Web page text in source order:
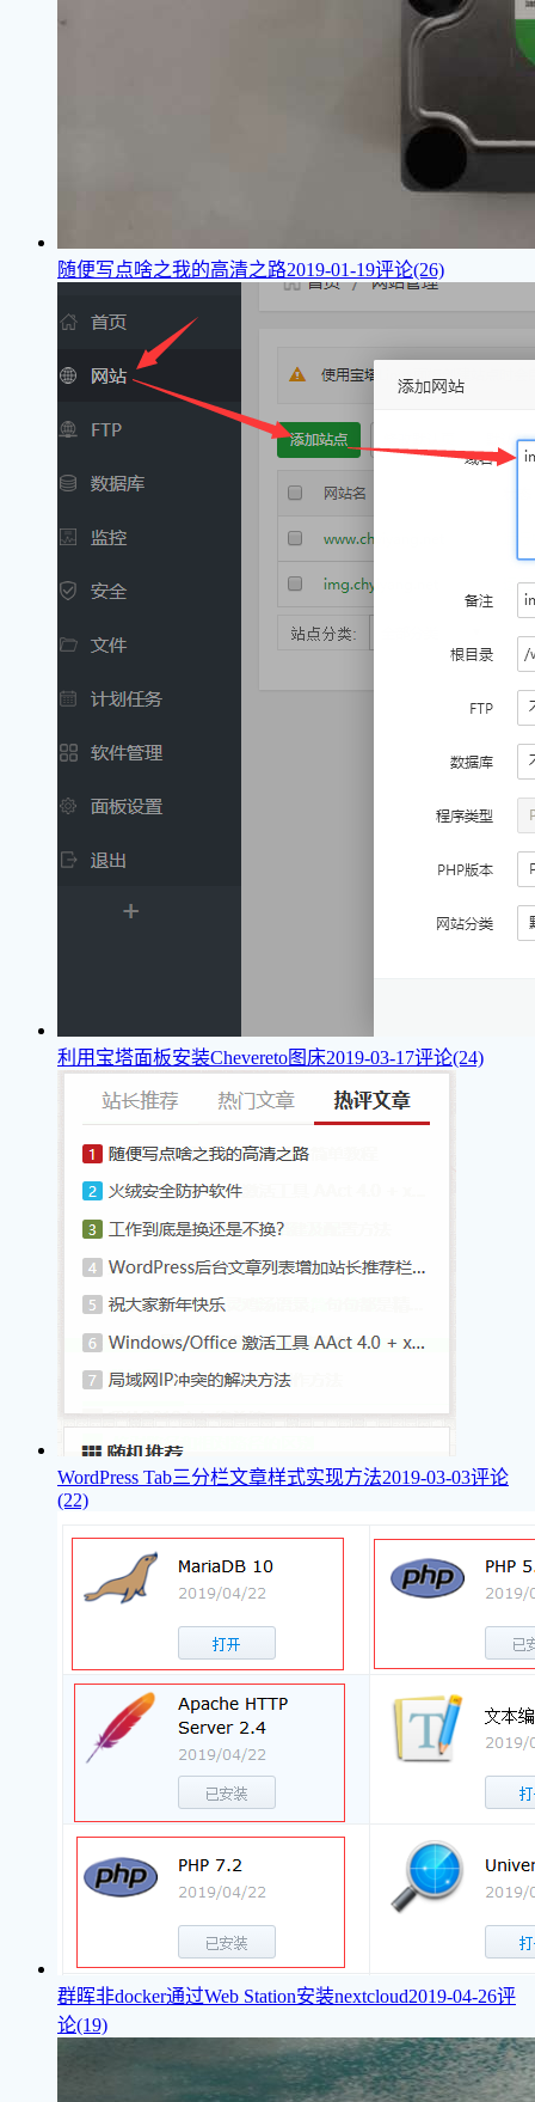
随便写点啥之我的高清之路2019-01-19评论(26)
利用宝塔面板安装Chevereto图床2019-03-17评论(24)
WordPress Tab三分栏文章样式实现方法2019-03-03评论
(22)
群晖非docker通过Web Station安装nextcloud2019-04-26评
论(19)